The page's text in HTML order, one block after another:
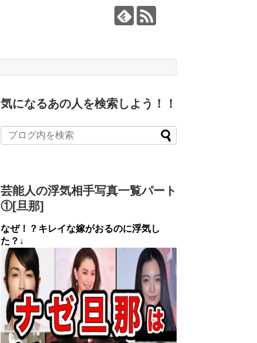
気になるあの人を検索しよう！！
芸能人の浮気相手写真一覧パート
①[旦那]
なぜ！？キレイな嫁がおるのに浮気し
た？↓